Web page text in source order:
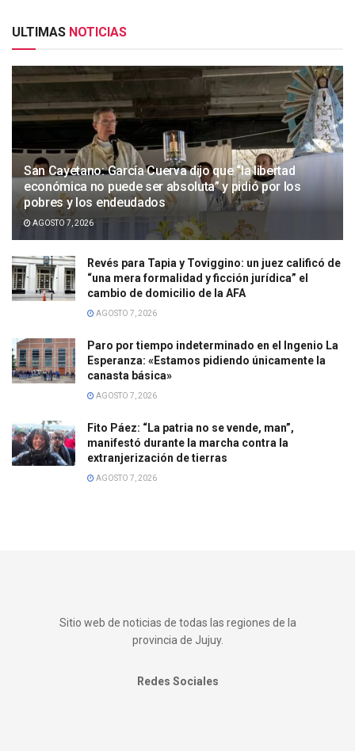
ULTIMAS NOTICIAS
San Cayetano: García Cuerva dijo que “la libertad
económica no puede ser absoluta” y pidió por los
pobres y los endeudados
AGOSTO 7, 2026
Revés para Tapia y Toviggino: un juez calificó de
“una mera formalidad y ficción jurídica” el
cambio de domicilio de la AFA
AGOSTO 7, 2026
Paro por tiempo indeterminado en el Ingenio La
Esperanza: «Estamos pidiendo únicamente la
canasta básica»
AGOSTO 7, 2026
Fito Páez: “La patria no se vende, man”,
manifestó durante la marcha contra la
extranjerización de tierras
AGOSTO 7, 2026
Sitio web de noticias de todas las regiones de la
provincia de Jujuy.
Redes Sociales